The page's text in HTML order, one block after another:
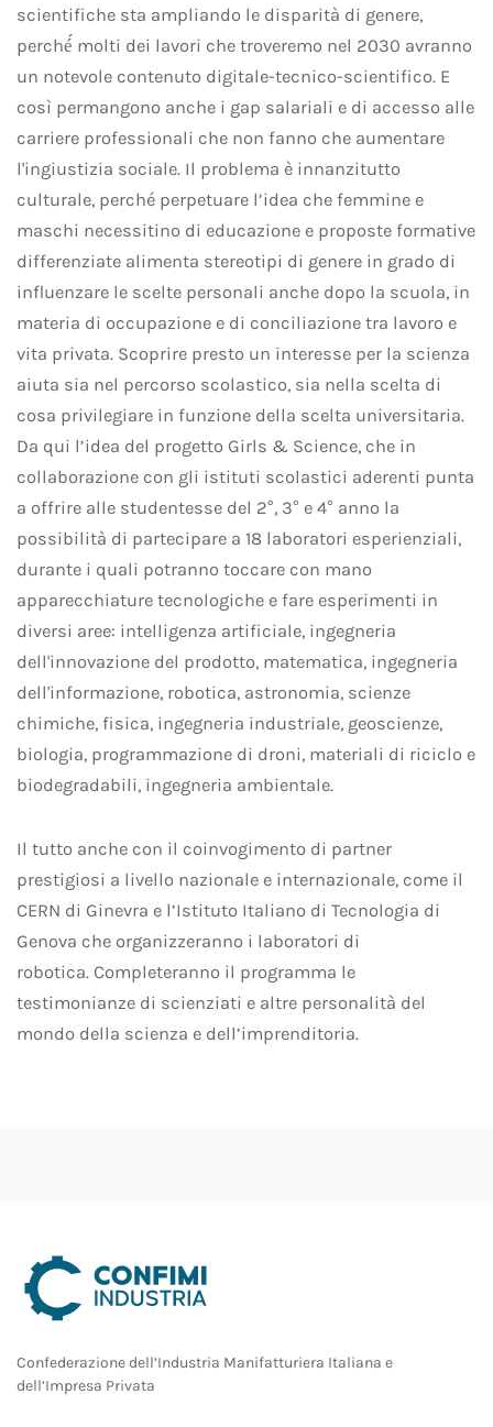
scientifiche sta ampliando le disparità di genere,
perché́ molti dei lavori che troveremo nel 2030 avranno
un notevole contenuto digitale-tecnico-scientifico. E
così permangono anche i gap salariali e di accesso alle
carriere professionali che non fanno che aumentare
l'ingiustizia sociale. Il problema è innanzitutto
culturale, perché perpetuare l’idea che femmine e
maschi necessitino di educazione e proposte formative
differenziate alimenta stereotipi di genere in grado di
influenzare le scelte personali anche dopo la scuola, in
materia di occupazione e di conciliazione tra lavoro e
vita privata. Scoprire presto un interesse per la scienza
aiuta sia nel percorso scolastico, sia nella scelta di
cosa privilegiare in funzione della scelta universitaria.
Da qui l’idea del progetto Girls & Science, che in
collaborazione con gli istituti scolastici aderenti punta
a offrire alle studentesse del 2°, 3° e 4° anno la
possibilità di partecipare a 18 laboratori esperienziali,
durante i quali potranno toccare con mano
apparecchiature tecnologiche e fare esperimenti in
diversi aree: intelligenza artificiale, ingegneria
dell'innovazione del prodotto, matematica, ingegneria
dell'informazione, robotica, astronomia, scienze
chimiche, fisica, ingegneria industriale, geoscienze,
biologia, programmazione di droni, materiali di riciclo e
biodegradabili, ingegneria ambientale.
Il tutto anche con il coinvogimento di partner
prestigiosi a livello nazionale e internazionale, come il
CERN di Ginevra e l’Istituto Italiano di Tecnologia di
Genova che organizzeranno i laboratori di
robotica. Completeranno il programma le
testimonianze di scienziati e altre personalità del
mondo della scienza e dell’imprenditoria.
Confederazione dell’Industria Manifatturiera Italiana e
dell’Impresa Privata